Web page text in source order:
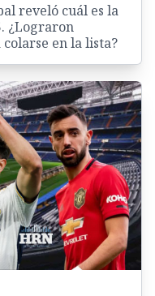
reveló cuál es la
¿Lograron
en la lista?